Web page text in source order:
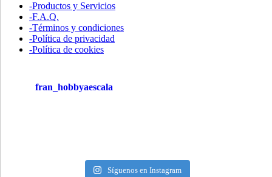
-Productos y Servicios
-F.A.Q.
-Términos y condiciones
-Política de privacidad
-Política de cookies
fran_hobbyaescala
Síguenos en Instagram